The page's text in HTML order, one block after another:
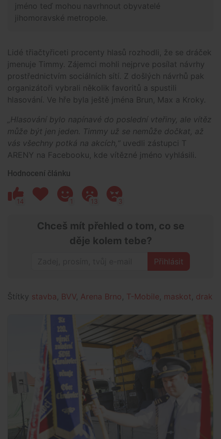
jméno teď mohou navrhnout obyvatelé
jihomoravské metropole.
Lidé třiačtyřiceti procenty hlasů rozhodli, že se dráček
jmenuje Timmy. Zájemci mohli nejprve posílat návrhy
prostřednictvím sociálních sítí. Z došlých návrhů pak
organizátoři vybrali několik favoritů a spustili
hlasování. Ve hře byla ještě jména Brun, Max a Kroky.
„Hlasování bylo napínavé do poslední vteřiny, ale vítěz
může být jen jeden. Timmy už se nemůže dočkat, až
vás všechny potká na akcích,“ uvedli zástupci T
ARENY na Facebooku, kde vítězné jméno vyhlásili.
Hodnocení článku
14 1 13 3
Chceš mít přehled o tom, co se
děje kolem tebe?
Přihlásit
Štítky stavba, BVV, Arena Brno , T-Mobile, maskot, drak